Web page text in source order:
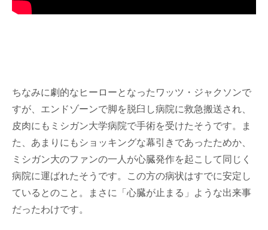
ちなみに劇的なヒーローとなったワッツ・ジャクソンで
すが、エンドゾーンで脚を脱臼し病院に救急搬送され、
皮肉にもミシガン大学病院で手術を受けたそうです。ま
た、あまりにもショッキングな幕引きであったためか、
ミシガン大のファンの一人が心臓発作を起こして同じく
病院に運ばれたそうです。この方の病状はすでに安定し
ているとのこと。まさに「心臓が止まる」ような出来事
だったわけです。